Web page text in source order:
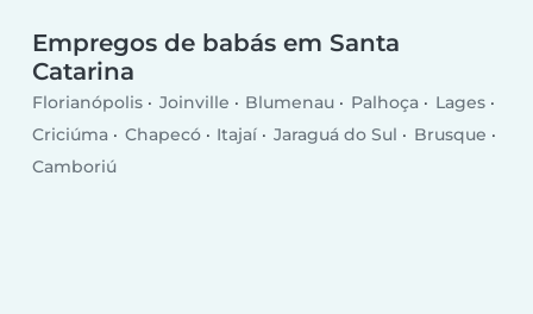
Empregos de babás em Santa
Catarina
Florianópolis Joinville Blumenau Palhoça
Lages
Criciúma
Chapecó Itajaí Jaraguá do Sul
Brusque
Camboriú